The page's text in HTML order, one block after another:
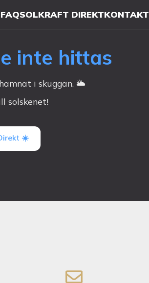
FAQSOLKRAFT DIREKTKONTAKT
inte hittas
i skuggan. 🌥️
solskenet!
☀️